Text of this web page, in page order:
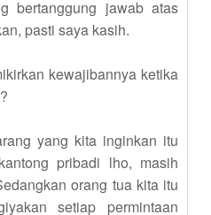
bertanggung jawab atas
pasti saya kasih.
kewajibannya ketika
yang kita inginkan itu
pribadi lho, masih
orang tua kita itu
setiap permintaan